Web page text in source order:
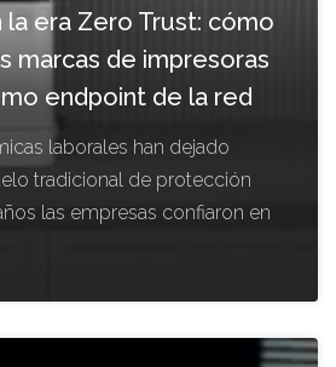
la era Zero Trust: cómo
marcas de impresoras
endpoint de la red
laborales han dejado
tradicional de protección
las empresas confiaron en